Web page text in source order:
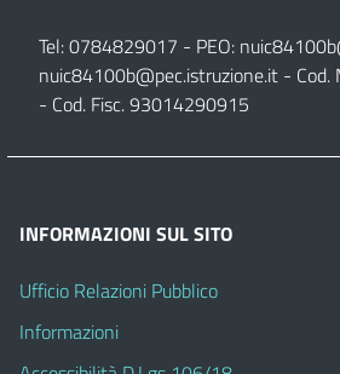
Tel: 0784829017 - PEO:
nuic84100b@pec.istruzione.it - Cod.
- Cod. Fisc. 93014290915
INFORMAZIONI SUL SITO
Ufficio Relazioni Pubblico
Informazioni